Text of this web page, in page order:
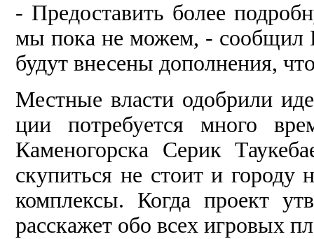
- Предоставить более
мы пока не можем, - сообщил
будут вне­сены дополнения,
Местные власти одоб­рили
ции потребуется много
Каменогорска Серик
скупиться не стоит и го­роду
комп­лексы. Когда проект
расскажет обо всех игровых